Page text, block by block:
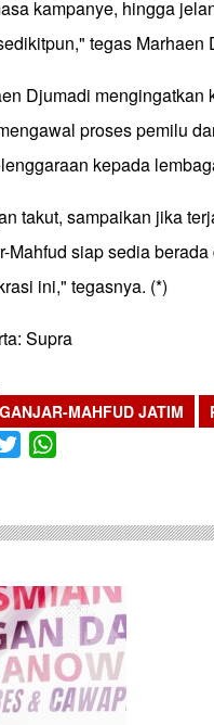
kampanye, hingga
tegas Marhaen
Djumadi mengingatkan
proses pemilu
kepada
takut, sampaikan jika
Mahfud siap sedia
ini," tegasnya. (*)
Supra
MAHFUD JATIM
Twitter